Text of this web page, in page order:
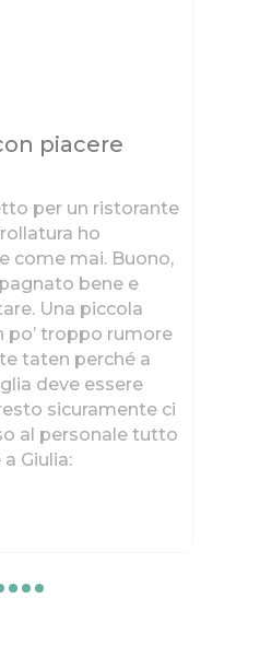
piacere
per un ristorante
ho
come mai. Buono,
bene e
Una piccola
po’ troppo rumore
taten perché a
deve essere
sicuramente ci
al personale tutto
Giulia: